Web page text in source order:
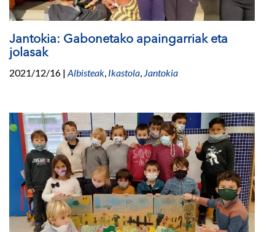
Jantokia: Gabonetako apaingarriak eta
jolasak
2021/12/16 | Albisteak, Ikastola, Jantokia